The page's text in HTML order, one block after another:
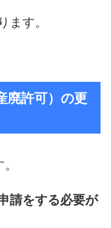
ます。
廃許可）の更
請をする必要が